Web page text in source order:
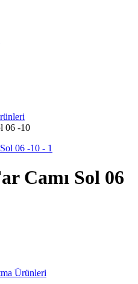
06 -10
Camı Sol 06
Ürünleri